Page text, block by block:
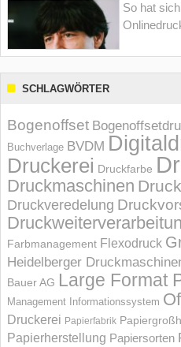
So hat
SCHLAGWÖRTER
Bogenoffset
Buchverlage BVDM
Druckerei Druckfarbe
Druckmaschinen
Druckveredelung
Farbmanagement Flexodruck
Heidelberger
Bauer AG Large Format
Management Informations­system
Druckerei Papierfabrik
Papierherstellung Papiersorten